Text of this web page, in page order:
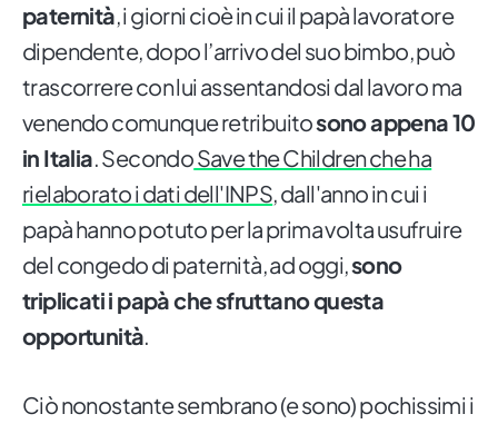
paternità, i giorni cioè in cui il papà lavoratore
dipendente, dopo l’arrivo del suo bimbo, può
trascorrere con lui assentandosi dal lavoro ma
venendo comunque retribuitosono appena 10
in Italia. SecondoSave the Children che ha
rielaborato i dati dell'INPS, dall'anno in cui i
papà hanno potuto per la prima volta usufruire
del congedo di paternità, ad oggi,sono
triplicati i papà che sfruttano questa
opportunità.
Ciò nonostante sembrano (e sono) pochissimi i